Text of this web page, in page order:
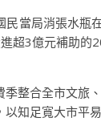
民當局消張水瓶
超3億元補助
季整合全市文旅
知足寬大市平